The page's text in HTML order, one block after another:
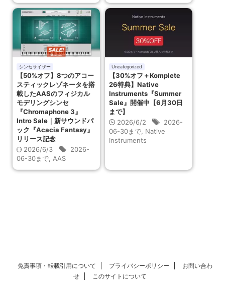
シンセサイザー
【50%オフ】8つのアコー
スティックレゾネータを搭
載したAASのフィジカル
モデリングシンセ
『Chromaphone 3』
Intro Sale｜新サウンドパ
ック『Acacia Fantasy』
リリース記念
2026/6/3
2026-
06-30まで AAS
Uncategorized
【30%オフ＋Komplete
26特典】Native
Instruments『Summer
Sale』開催中【6月30日
まで】
2026/6/2
2026-
06-30まで Native
Instruments
免責事項・転載引用について プライバシーポリシー
お問い合わ
せ
このサイトについて